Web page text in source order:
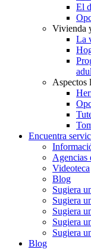
El
Vivienda
La
Aspectos
Encuentra
Agencias
Videoteca
Blog
Sugiera
Sugiera
Sugiera
Sugiera
Sugiera
Blog